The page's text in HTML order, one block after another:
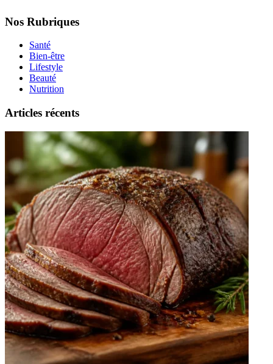
Nos Rubriques
Santé
Bien-être
Lifestyle
Beauté
Nutrition
Articles récents